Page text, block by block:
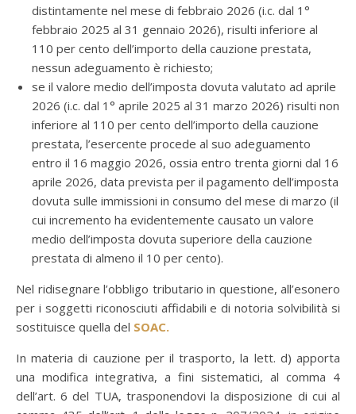
distintamente nel mese di febbraio 2026 (i.c. dal 1°
febbraio 2025 al 31 gennaio 2026), risulti inferiore al
110 per cento dell’importo della cauzione prestata,
nessun adeguamento è richiesto;
se il valore medio dell’imposta dovuta valutato ad aprile
2026 (i.c. dal 1° aprile 2025 al 31 marzo 2026) risulti non
inferiore al 110 per cento dell’importo della cauzione
prestata, l’esercente procede al suo adeguamento
entro il 16 maggio 2026, ossia entro trenta giorni dal 16
aprile 2026, data prevista per il pagamento dell’imposta
dovuta sulle immissioni in consumo del mese di marzo (il
cui incremento ha evidentemente causato un valore
medio dell’imposta dovuta superiore della cauzione
prestata di almeno il 10 per cento).
Nel ridisegnare l’obbligo tributario in questione, all’esonero
per i soggetti riconosciuti affidabili e di notoria solvibilità si
sostituisce quella del SOAC.
In materia di cauzione per il trasporto, la lett. d) apporta
una modifica integrativa, a fini sistematici, al comma 4
dell’art. 6 del TUA, trasponendovi la disposizione di cui al